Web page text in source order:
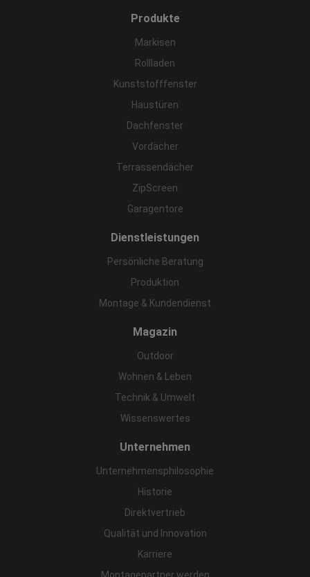
Produkte
Markisen
Rollladen
Kunststofffenster
Haustüren
Dachfenster
Vordächer
Terrassendächer
ZipScreen
Garagentore
Dienstleistungen
Persönliche Beratung
Produktion
Montage & Kundendienst
Magazin
Outdoor
Wohnen & Leben
Technik & Umwelt
Wissenswertes
Unternehmen
Unternehmensphilosophie
Historie
Direktvertrieb
Qualität und Innovation
Karriere